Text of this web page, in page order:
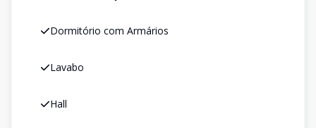
Dormitório com Armários
Lavabo
Hall